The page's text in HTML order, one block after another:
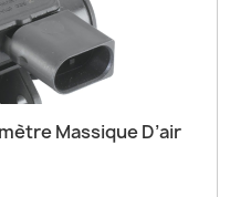
Massique D’air